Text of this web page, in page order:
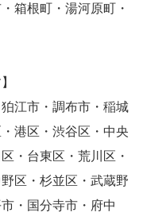
箱根町・湯河原町・
江市・調布市・稲城
港区・渋谷区・中央
・台東区・荒川区・
区・杉並区・武蔵野
・国分寺市・府中